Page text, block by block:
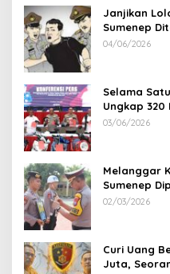
Janjikan
Sumenep
Korban Rugi
04/06/2026
Selama
Ungkap
100 Sepeda
03/06/2026
Melanggar
Sumenep
02/03/2026
Curi Uang
Juta,